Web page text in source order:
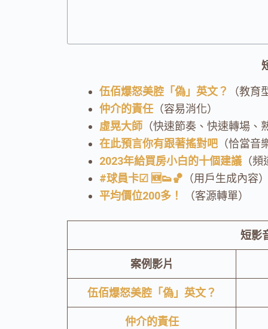
伍佰爆怒美腔「偽」英文？
（教
仲介的責任 （容易消化）
虛晃大師 （快速節奏、快速轉場
在此預言你有跟著搖對吧 （恰當音
2023年給買房小白的十個建議 （
#球員卡☑︎ 🆕👟🏀 （用戶生成內容
平均價位200多！
（客源轉單）
短影
案例影片
伍佰爆怒美腔「偽」英文？
仲介的責任